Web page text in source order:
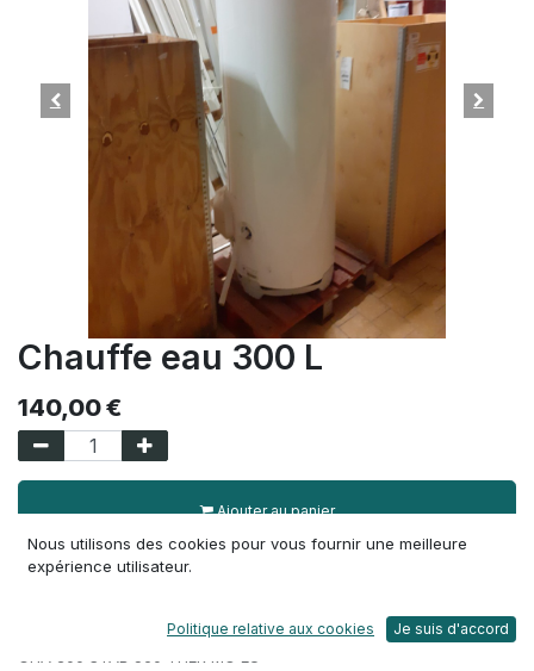
Chauffe eau 300 L
140,00€
Ajouter au panier
1 Unité(s) disponible(s)
CHA 300 STAB 560 THER MO EU
Nous utilisons des cookies pour vous fournir une meilleure
expérience utilisateur.
Politique relative aux cookies Je suis d'accord